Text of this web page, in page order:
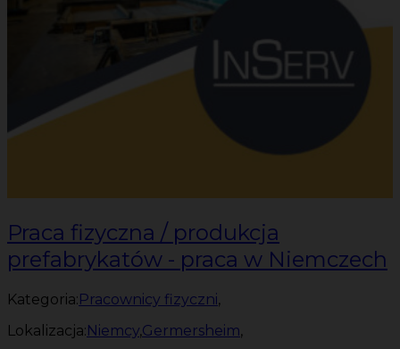
Praca fizyczna / produkcja
prefabrykatów - praca w Niemczech
Kategoria: Pracownicy fizyczni,
Lokalizacja: Niemcy,Germersheim,